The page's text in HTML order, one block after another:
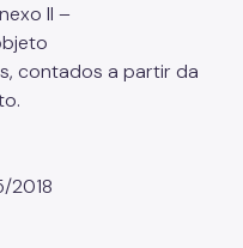
II –
contados a partir da
2018